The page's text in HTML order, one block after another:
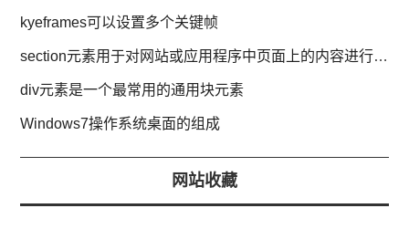
kyeframes可以设置多个关键帧
section元素用于对网站或应用程序中页面上的内容进行分块
div元素是一个最常用的通用块元素
Windows7操作系统桌面的组成
网站收藏